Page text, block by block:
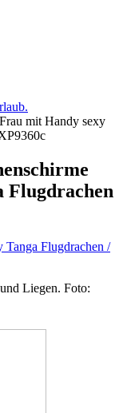
mit Handy sexy
Flugdrachen
Liegen. Foto: